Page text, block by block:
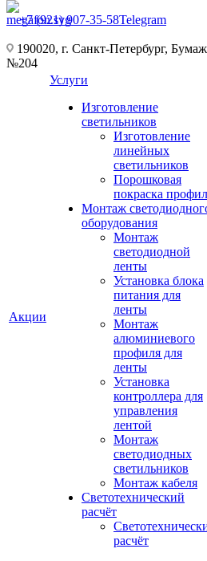
+7 (921) 907-35-58Telegram
190020, г. Санкт-Петербург,
№204
Акции
Услуги
Изготовление
светильников
Изготовление
линейных
светильников
Порошковая
покраска
Монтаж
оборудования
Монтаж
светодиодной
ленты
Установка блока
питания для
ленты
Монтаж
алюминиевого
профиля для
ленты
Установка
контроллера для
управления
лентой
Монтаж
светодиодных
светильников
Монтаж кабеля
Светотехнический
расчёт
расчёт